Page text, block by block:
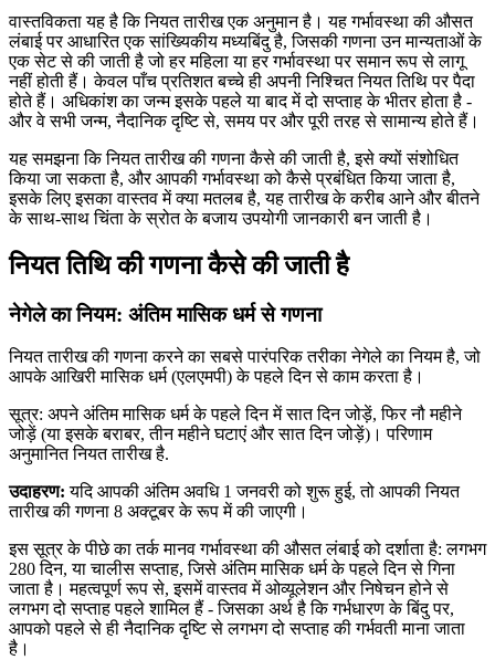
वास्तविकता यह है कि नियत तारीख एक अनुमान है। यह गर्भावस्था की औसत
लंबाई पर आधारित एक सांख्यिकीय मध्यबिंदु है, जिसकी गणना उन मान्यताओं के
एक सेट से की जाती है जो हर महिला या हर गर्भावस्था पर समान रूप से लागू
नहीं होती हैं। केवल पाँच प्रतिशत बच्चे ही अपनी निश्चित नियत तिथि पर पैदा
होते हैं। अधिकांश का जन्म इसके पहले या बाद में दो सप्ताह के भीतर होता है -
और वे सभी जन्म, नैदानिक ​​दृष्टि से, समय पर और पूरी तरह से सामान्य होते हैं।
यह समझना कि नियत तारीख की गणना कैसे की जाती है, इसे क्यों संशोधित
किया जा सकता है, और आपकी गर्भावस्था को कैसे प्रबंधित किया जाता है,
इसके लिए इसका वास्तव में क्या मतलब है, यह तारीख के करीब आने और बीतने
के साथ-साथ चिंता के स्रोत के बजाय उपयोगी जानकारी बन जाती है।
नियत तिथि की गणना कैसे की जाती है
नेगेले का नियम: अंतिम मासिक धर्म से गणना
नियत तारीख की गणना करने का सबसे पारंपरिक तरीका नेगेले का नियम है, जो
आपके आखिरी मासिक धर्म (एलएमपी) के पहले दिन से काम करता है।
सूत्र: अपने अंतिम मासिक धर्म के पहले दिन में सात दिन जोड़ें, फिर नौ महीने
जोड़ें (या इसके बराबर, तीन महीने घटाएं और सात दिन जोड़ें)। परिणाम
अनुमानित नियत तारीख है.
उदाहरण: यदि आपकी अंतिम अवधि 1 जनवरी को शुरू हुई, तो आपकी नियत
तारीख की गणना 8 अक्टूबर के रूप में की जाएगी।
इस सूत्र के पीछे का तर्क मानव गर्भावस्था की औसत लंबाई को दर्शाता है: लगभग
280 दिन, या चालीस सप्ताह, जिसे अंतिम मासिक धर्म के पहले दिन से गिना
जाता है। महत्वपूर्ण रूप से, इसमें वास्तव में ओव्यूलेशन और निषेचन होने से
लगभग दो सप्ताह पहले शामिल हैं - जिसका अर्थ है कि गर्भधारण के बिंदु पर,
आपको पहले से ही नैदानिक ​​दृष्टि से लगभग दो सप्ताह की गर्भवती माना जाता
है।